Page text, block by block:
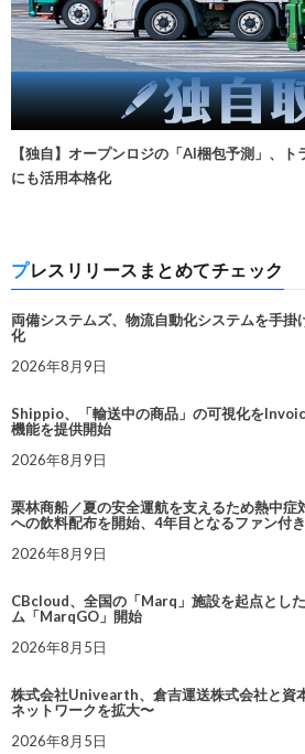
【独自】オープンロジの「AI梱包予測」、
にも活用本格化
プレスリリースまとめてチェック
両備システムズ、物流自動化システムを手掛
化
2026年8月9日
Shippio、「輸送中の商品」の可視化を
機能を提供開始
2026年8月9日
栗林商船／夏の安全運航を支えるため熱中症
への飲料配布を開始、4年目となるファン付
2026年8月9日
CBcloud、全国の「Marq」施設を起点とし
ム「MarqGO」開始
2026年8月5日
株式会社Univearth、倉吉運送株式会社と資
ネットワークを拡大〜
2026年8月5日